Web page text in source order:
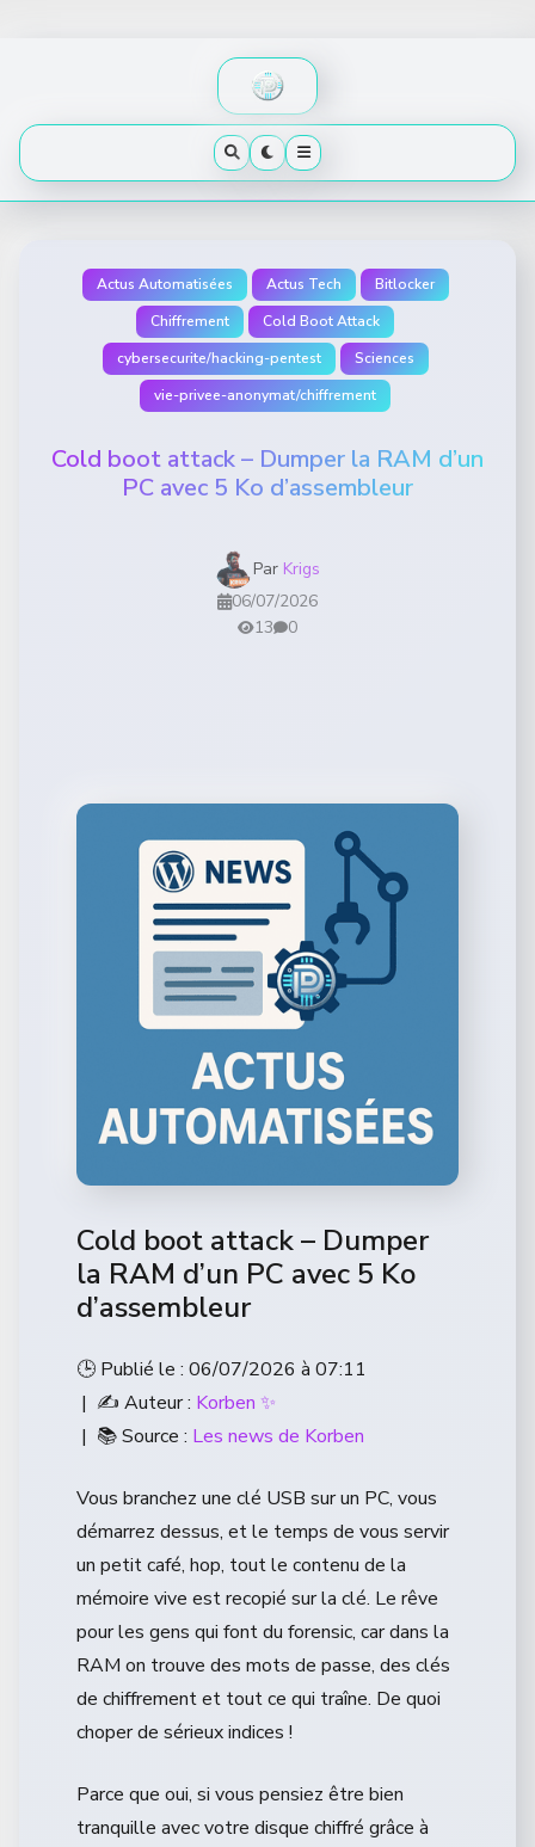
Actus Automatisées Actus Tech
Bitlocker
Chiffrement
Cold Boot Attack
cybersecurite/hacking-pentest
Sciences
vie-privee-anonymat/chiffrement
Cold boot attack – Dumper la RAM d’un
PC avec 5 Ko d’assembleur
Par Krigs
06/07/2026
13
0
Cold boot attack – Dumper
la RAM d’un PC avec 5 Ko
d’assembleur
🕒 Publié le : 06/07/2026 à 07:11
| ✍️ Auteur : Korben ✨
| 📚 Source : Les news de Korben
Vous branchez une clé USB sur un PC, vous
démarrez dessus, et le temps de vous servir
un petit café, hop, tout le contenu de la
mémoire vive est recopié sur la clé. Le rêve
pour les gens qui font du forensic, car dans la
RAM on trouve des mots de passe, des clés
de chiffrement et tout ce qui traîne. De quoi
choper de sérieux indices !
Parce que oui, si vous pensiez être bien
tranquille avec votre disque chiffré grâce à